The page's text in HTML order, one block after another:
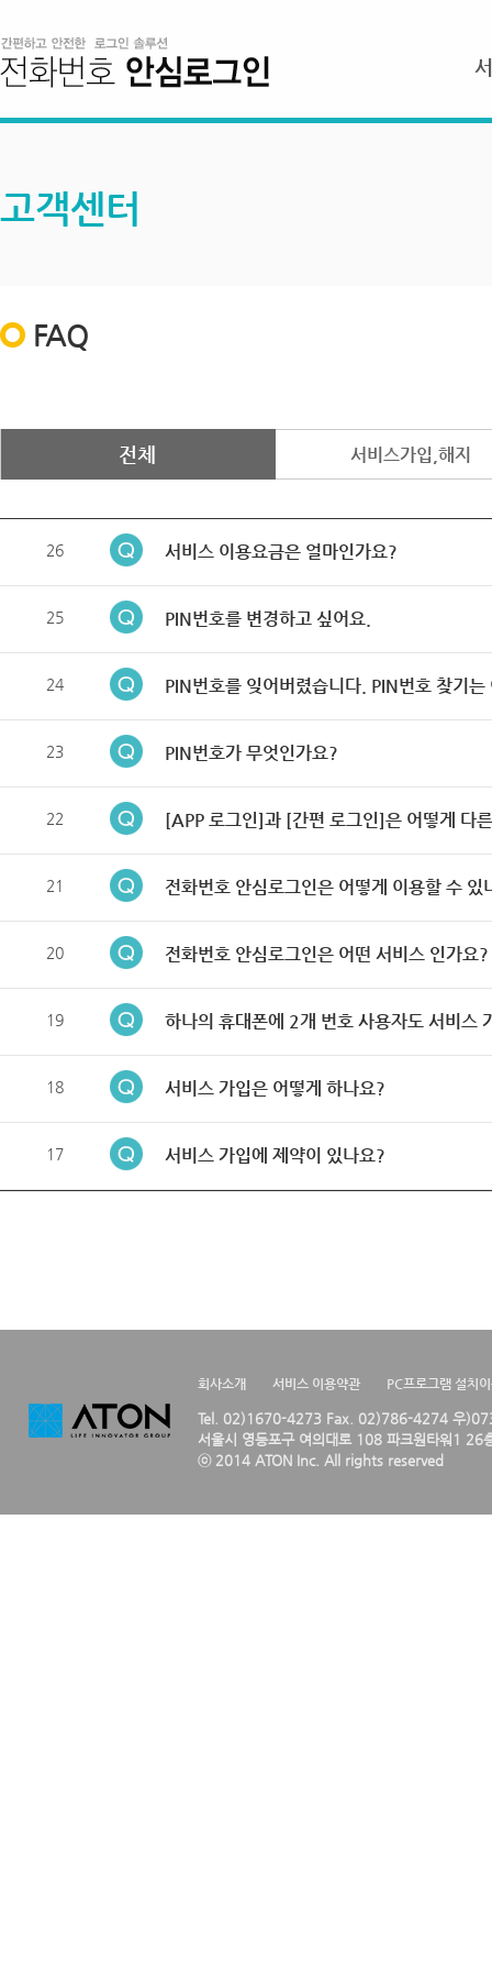
고객센터
FAQ
전체 서비스가입,해지
26 서비스 이용요금은 얼마인가요?
25 PIN번호를 변경하고 싶어요.
24 PIN번호를 잊어버렸습니다. PIN번호 찾기는
23 PIN번호가 무엇인가요?
22 [APP 로그인]과 [간편 로그인]은 어떻게 다
21 전화번호 안심로그인은 어떻게 이용할 수 있
20 전화번호 안심로그인은 어떤 서비스 인가요?
19 하나의 휴대폰에 2개 번호 사용자도 서비스
18 서비스 가입은 어떻게 하나요?
17 서비스 가입에 제약이 있나요?
회사소개 서비스 이용약관 PC프로그램 설치
Tel. 02)1670-4273 Fax. 02)786-4274 우
서울시 영등포구 여의대로 108 파크원타워1 26
ⓒ 2014 ATON Inc. All rights reserved